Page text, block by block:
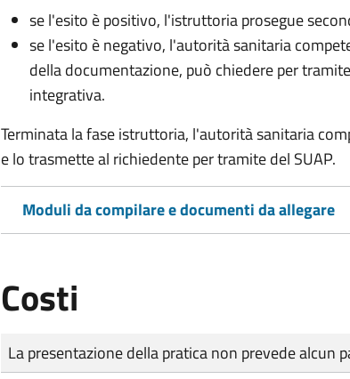
se l'esito è positivo, l'istruttoria prosegue
se l'esito è negativo, l'autorità sanitaria
della documentazione, può chiedere per
integrativa.
Terminata la fase istruttoria, l'autorità sanitaria
e lo trasmette al richiedente per tramite del SUAP.
Moduli da compilare e documenti da allegare
Costi
Tipo di pagamento
Importo
La presentazione della pratica non prevede alcun